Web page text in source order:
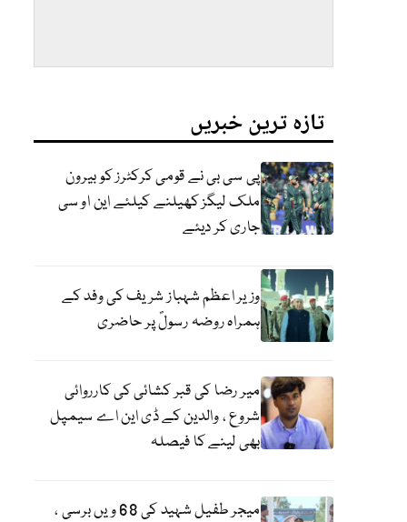
تازہ ترین خبریں
پی سی بی نے قومی کرکٹرز کو بیرون
ملک لیگز کھیلنے کیلئے این او سی
جاری کر دیئے
وزیر اعظم شہباز شریف کی وفد کے
ہمراہ روضہ رسولؐ پر حاضری
میر رضا کی قبر کشائی کی کارروائی
شروع ، والدین کے ڈی این اے سیمپل
بھی لینے کا فیصلہ
میجر طفیل شہید کی 68 ویں برسی ،